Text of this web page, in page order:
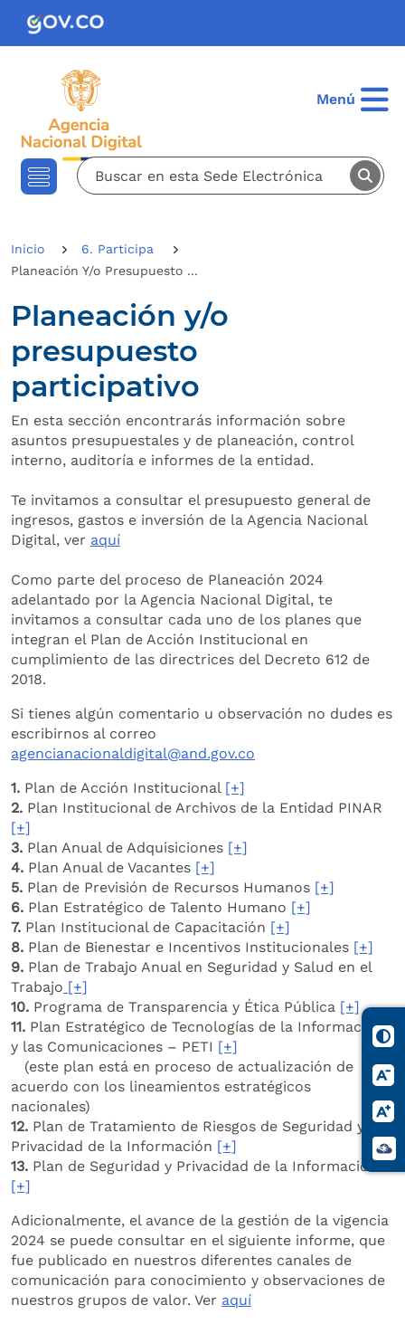
Pasar al contenido principal
Menú
Inicio
6. Participa
Planeación Y/o Presupuesto ...
Planeación y/o
presupuesto
participativo
En esta sección encontrarás información sobre
asuntos presupuestales y de planeación, control
interno, auditoría e informes de la entidad.
Te invitamos a consultar el presupuesto general de
ingresos, gastos e inversión de la Agencia Nacional
Digital, ver aquí
Como parte del proceso de Planeación 2024
adelantado por la Agencia Nacional Digital, te
invitamos a consultar cada uno de los planes que
integran el Plan de Acción Institucional en
cumplimiento de las directrices del Decreto 612 de
2018.
Si tienes algún comentario u observación no dudes es
escribirnos al correo
agencianacionaldigital@and.gov.co
1. Plan de Acción Institucional [+]
2. Plan Institucional de Archivos de la Entidad ­PINAR
[+]
3. Plan Anual de Adquisiciones [+]
4. Plan Anual de Vacantes [+]
5. Plan de Previsión de Recursos Humanos [+]
6. Plan Estratégico de Talento Humano [+]
7. Plan Institucional de Capacitación [+]
8. Plan de Bienestar e Incentivos Institucionales [+]
9. Plan de Trabajo Anual en Seguridad y Salud en el
Trabajo [+]
10. Programa de Transparencia y Ética Pública [+]
11. Plan Estratégico de Tecnologías de la Información
y las Comunicaciones –­ PETI [+]
(este plan está en proceso de actualización de
acuerdo con los lineamientos estratégicos
nacionales)
12. Plan de Tratamiento de Riesgos de Seguridad y
Privacidad de la Información [+]
13. Plan de Seguridad y Privacidad de la Información
[+]
Adicionalmente, el avance de la gestión de la vigencia
2024 se puede consultar en el siguiente informe, que
fue publicado en nuestros diferentes canales de
comunicación para conocimiento y observaciones de
nuestros grupos de valor. Ver aquí